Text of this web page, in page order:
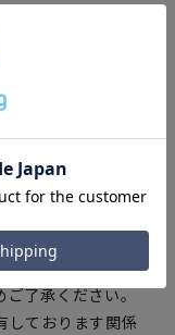
等の仕様に変更が
ております。
影時の室内外の光
異なる場合がござ
実際のサイズ表に若
ご了承ください。
ております関係